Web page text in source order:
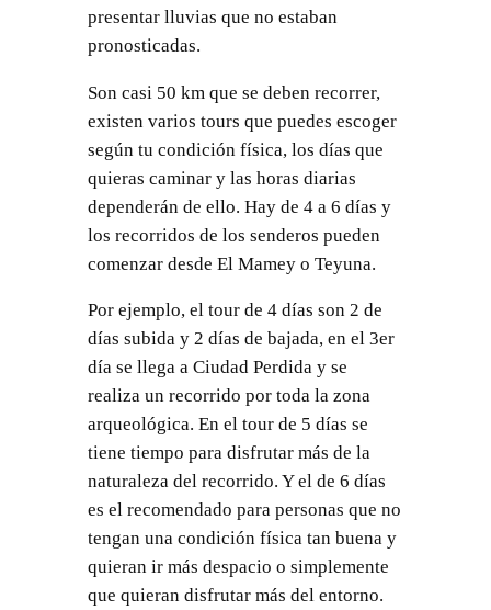
presentar lluvias que no estaban
pronosticadas.
Son casi 50 km que se deben recorrer,
existen varios tours que puedes escoger
según tu condición física, los días que
quieras caminar y las horas diarias
dependerán de ello. Hay de 4 a 6 días y
los recorridos de los senderos pueden
comenzar desde El Mamey o Teyuna.
Por ejemplo, el tour de 4 días son 2 de
días subida y 2 días de bajada, en el 3er
día se llega a Ciudad Perdida y se
realiza un recorrido por toda la zona
arqueológica. En el tour de 5 días se
tiene tiempo para disfrutar más de la
naturaleza del recorrido. Y el de 6 días
es el recomendado para personas que no
tengan una condición física tan buena y
quieran ir más despacio o simplemente
que quieran disfrutar más del entorno.